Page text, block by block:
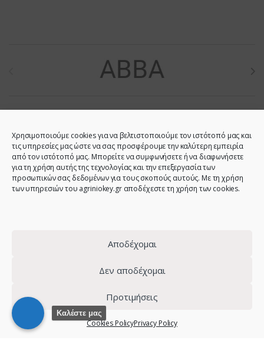
Χρησιμοποιούμε cookies για να βελτιστοποιούμε τον ιστότοπό μας και
τις υπηρεσίες μας ώστε να σας προσφέρουμε την καλύτερη εμπειρία
από τον ιστότοπό μας. Μπορείτε να συμφωνήσετε ή να διαφωνήσετε
για τη χρήση αυτής της τεχνολογίας και την επεξεργασία των
προσωπικών σας δεδομένων για τους σκοπούς αυτούς. Με τη χρήση
των υπηρεσιών του agriniokey.gr αποδέχεστε τη χρήση των cookies.
Αποδέχομαι
Δεν αποδέχομαι
Προτιμήσεις
Cookies PolicyPrivacy Policy
Do you have any question?
2641023001 -
6980907808
© 2021 - Agrinio Key - All Rights Reserved | Web design:
forge.com
Καλέστε μας